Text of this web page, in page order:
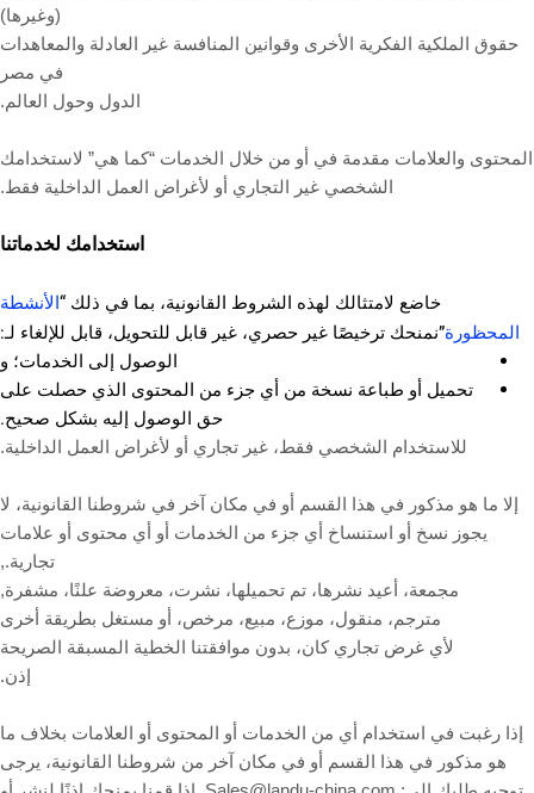
(وغيرها)
حقوق الملكية الفكرية الأخرى وقوانين المنافسة غير العادلة والمعاهدات
في مصر
الدول وحول العالم.
المحتوى والعلامات مقدمة في أو من خلال الخدمات “كما هي” لاستخدامك
الشخصي غير التجاري أو لأغراض العمل الداخلية فقط.
استخدامك لخدماتنا
خاضع لامتثالك لهذه الشروط القانونية، بما في ذلك “الأنشطة
المحظورة”نمنحك ترخيصًا غير حصري، غير قابل للتحويل، قابل للإلغاء لـ:
الوصول إلى الخدمات؛ و
تحميل أو طباعة نسخة من أي جزء من المحتوى الذي حصلت على
حق الوصول إليه بشكل صحيح.
للاستخدام الشخصي فقط، غير تجاري أو لأغراض العمل الداخلية.
إلا ما هو مذكور في هذا القسم أو في مكان آخر في شروطنا القانونية، لا
يجوز نسخ أو استنساخ أي جزء من الخدمات أو أي محتوى أو علامات
تجارية.,
مجمعة، أعيد نشرها، تم تحميلها، نشرت، معروضة علنًا، مشفرة,
مترجم، منقول، موزع، مبيع، مرخص، أو مستغل بطريقة أخرى
لأي غرض تجاري كان، بدون موافقتنا الخطية المسبقة الصريحة
إذن.
إذا رغبت في استخدام أي من الخدمات أو المحتوى أو العلامات بخلاف ما
هو مذكور في هذا القسم أو في مكان آخر من شروطنا القانونية، يرجى